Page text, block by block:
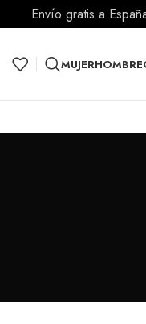
Envío gratis a
MUJERHOMBRE